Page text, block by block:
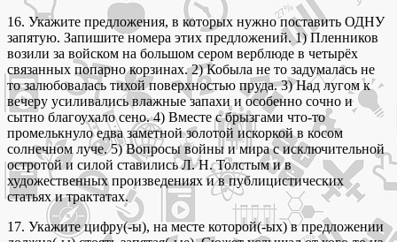
16. Укажите предложения, в которых нужно поставить ОДНУ
запятую. Запишите номера этих предложений. 1) Пленников
возили за войском на большом сером верблюде в четырёх
связанных попарно корзинах. 2) Кобыла не то задумалась не
то залюбовалась тихой поверхностью пруда. 3) Над лугом к
вечеру усиливались влажные запахи и особенно сочно и
сытно благоухало сено. 4) Вместе с брызгами что-то
промелькнуло едва заметной золотой искоркой в косом
солнечном луче. 5) Вопросы войны и мира с исключительной
остротой и силой ставились Л. Н. Толстым и в
художественных произведениях и в публицистических
статьях и трактатах.
17. Укажите цифру(-ы), на месте которой(-ых) в предложении